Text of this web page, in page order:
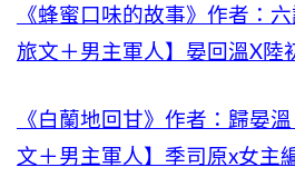
《蜂蜜口味的故事》作者：
旅文＋男主軍人】晏回溫X陸
《白蘭地回甘》作者：歸晏
文＋男主軍人】季司原x女主